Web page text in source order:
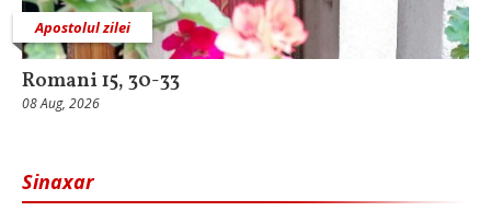
Apostolul zilei
Romani 15, 30-33
08 Aug, 2026
Sinaxar